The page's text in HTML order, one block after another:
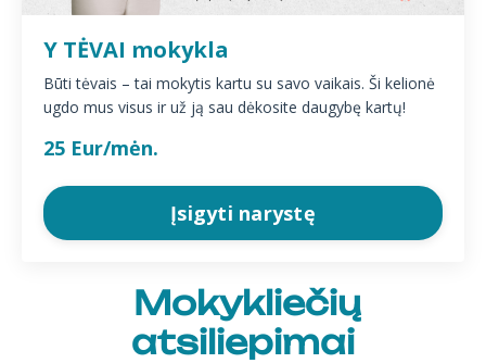
Y TĖVAI mokykla
Būti tėvais – tai mokytis kartu su savo vaikais. Ši kelionė
ugdo mus visus ir už ją sau dėkosite daugybę kartų!
25 Eur/mėn.
Įsigyti narystę
Mokykliečių
atsiliepimai